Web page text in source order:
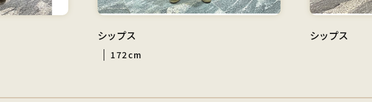
シップス
172cm
シップス